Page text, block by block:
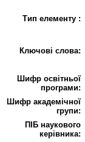
Тип елементу :
Ключові слова:
Шифр освітньої
програми:
Шифр академічної
групи:
ПІБ наукового
керівника: